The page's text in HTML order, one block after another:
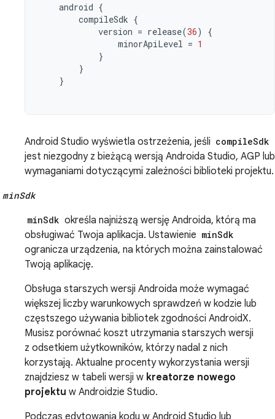
android {
compileSdk {
version = release(36)
{
minorApiLevel = 1
}
}
}
Android Studio wyświetla ostrzeżenia, jeśli compileSdk
jest niezgodny z bieżącą wersją Androida Studio, AGP lub
wymaganiami dotyczącymi zależności biblioteki projektu.
minSdk
minSdk określa najniższą wersję Androida, którą ma
obsługiwać Twoja aplikacja. Ustawienie minSdk
ogranicza urządzenia, na których można zainstalować
Twoją aplikację.
Obsługa starszych wersji Androida może wymagać
większej liczby warunkowych sprawdzeń w kodzie lub
częstszego używania bibliotek zgodności AndroidX.
Musisz porównać koszt utrzymania starszych wersji
z odsetkiem użytkowników, którzy nadal z nich
korzystają. Aktualne procenty wykorzystania wersji
znajdziesz w tabeli wersji w kreatorze nowego
projektu w Androidzie Studio.
Podczas edytowania kodu w Android Studio lub